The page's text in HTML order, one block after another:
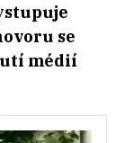
se
médií